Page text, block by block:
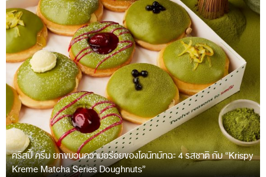
คริสปี้ ครีม ยกขบวนความอร่อยของโดนัทมัทฉะ 4 รสชาติ กับ “Krispy
Kreme Matcha Series Doughnuts”